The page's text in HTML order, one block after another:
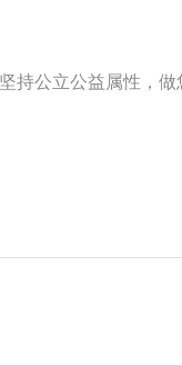
持公立公益属性，做